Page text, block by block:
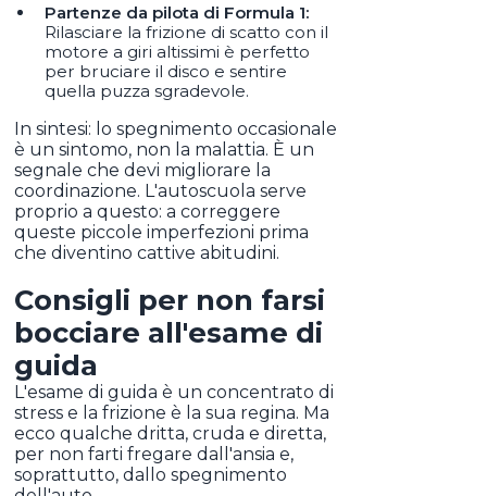
Partenze da pilota di Formula 1:
Rilasciare la frizione di scatto con il
motore a giri altissimi è perfetto
per bruciare il disco e sentire
quella puzza sgradevole.
In sintesi: lo spegnimento occasionale
è un sintomo, non la malattia. È un
segnale che devi migliorare la
coordinazione. L'autoscuola serve
proprio a questo: a correggere
queste piccole imperfezioni prima
che diventino cattive abitudini.
Consigli per non farsi
bocciare all'esame di
guida
L'esame di guida è un concentrato di
stress e la frizione è la sua regina. Ma
ecco qualche dritta, cruda e diretta,
per non farti fregare dall'ansia e,
soprattutto, dallo spegnimento